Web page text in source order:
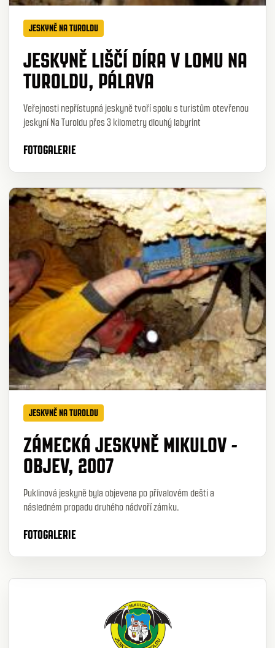
JESKYNĚ NA TUROLDU
JESKYNĚ LIŠČÍ DÍRA V LOMU NA
TUROLDU, PÁLAVA
Veřejnosti nepřístupná jeskyně tvoří spolu s turistům otevřenou
jeskyní Na Turoldu přes 3 kilometry dlouhý labyrint
FOTOGALERIE
JESKYNĚ NA TUROLDU
ZÁMECKÁ JESKYNĚ MIKULOV -
OBJEV, 2007
Puklinová jeskyně byla objevena po přívalovém dešti a
následném propadu druhého nádvoří zámku.
FOTOGALERIE